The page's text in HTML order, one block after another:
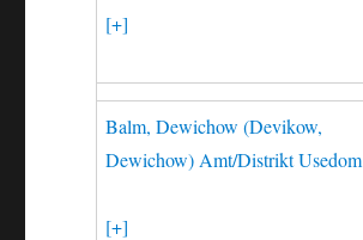
[+]
Balm, Dewichow (Devikow,
Dewichow) Amt/Distrikt Usedom
[+]